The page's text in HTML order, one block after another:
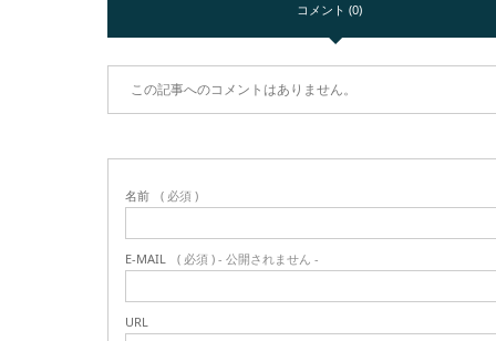
コメント (0)
この記事へのコメントはありません。
名前 ( 必須 )
E-MAIL ( 必須 ) - 公開されません -
URL